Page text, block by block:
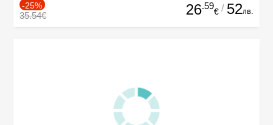
-25%
35.54€ 26.59
€ / 52лв.